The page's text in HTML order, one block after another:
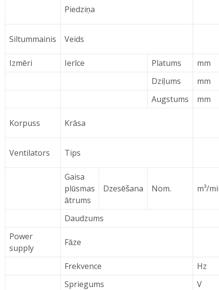
Piedziņa
Siltummainis Veids
Izmēri Ierīce Platums
mm
Dziļums
mm
Augstums
mm
Korpuss Krāsa
Ventilators Tips
Gaisa
plūsmas
ātrums
Dzesēšana Nom. m³/
Daudzums
Power
supply
Fāze
Frekvence
Hz
Spriegums
V